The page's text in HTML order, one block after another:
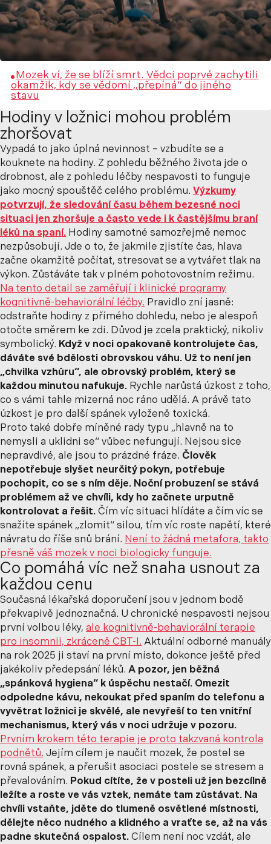
Mozek ví, že se blíží smrt. Vědci poprvé zachytili
okamžik, kdy se vědomí „přepíná“ do jiného
stavu
Hodiny v ložnici mohou problém
zhoršovat
Vypadá to jako úplná nevinnost – vzbudíte se a
kouknete na hodiny. Z pohledu běžného života jde o
drobnost, ale z pohledu léčby nespavosti to funguje
jako mocný spouštěč celého problému. Výzkumy
potvrzují, že sledování času během bezesné noci
situaci jen zhoršuje a často vede i k častějšímu braní
léků na spaní. Hodiny samotné samozřejmě nemoc
nezpůsobují. Jde o to, že jakmile zjistíte čas, hlava
začne okamžitě počítat, stresovat se a vytvářet tlak na
výkon. Zůstáváte tak v plném pohotovostním režimu.
Na tento detail se zaměřují i klinické programy
kognitivně-behaviorální léčby. Pravidlo zní jasně:
odstraňte hodiny z přímého dohledu, nebo je alespoň
otočte směrem ke zdi. Důvod je zcela praktický, nikoliv
symbolický. Když v noci opakovaně kontrolujete čas,
dáváte své bdělosti obrovskou váhu. Už to není jen
„chvilka vzhůru“, ale obrovský problém, který se
každou minutou nafukuje. Rychle narůstá úzkost z toho,
co s vámi tahle mizerná noc ráno udělá. A právě tato
úzkost je pro další spánek vyloženě toxická.
Proto také dobře míněné rady typu „hlavně na to
nemysli a uklidni se“ vůbec nefungují. Nejsou sice
nepravdivé, ale jsou to prázdné fráze. Člověk
nepotřebuje slyšet neurčitý pokyn, potřebuje
pochopit, co se s ním děje. Noční probuzení se stává
problémem až ve chvíli, kdy ho začnete urputně
kontrolovat a řešit. Čím víc situaci hlídáte a čím víc se
snažíte spánek „zlomit“ silou, tím víc roste napětí, které
návratu do říše snů brání. Není to žádná metafora, takto
přesně váš mozek v noci biologicky funguje.
Co pomáhá víc než snaha usnout za
každou cenu
Současná lékařská doporučení jsou v jednom bodě
překvapivě jednoznačná. U chronické nespavosti nejsou
první volbou léky, ale kognitivně-behaviorální terapie
pro insomnii, zkráceně CBT-I. Aktuální odborné manuály
na rok 2025 ji staví na první místo, dokonce ještě před
jakékoliv předepsání léků. A pozor, jen běžná
„spánková hygiena“ k úspěchu nestačí. Omezit
odpoledne kávu, nekoukat před spaním do telefonu a
vyvětrat ložnici je skvělé, ale nevyřeší to ten vnitřní
mechanismus, který vás v noci udržuje v pozoru.
Prvním krokem této terapie je proto takzvaná kontrola
podnětů. Jejím cílem je naučit mozek, že postel se
rovná spánek, a přerušit asociaci postele se stresem a
převalováním. Pokud cítíte, že v posteli už jen bezcílně
ležíte a roste ve vás vztek, nemáte tam zůstávat. Na
chvíli vstaňte, jděte do tlumeně osvětlené místnosti,
dělejte něco nudného a klidného a vraťte se, až na vás
padne skutečná ospalost. Cílem není noc vzdát, ale